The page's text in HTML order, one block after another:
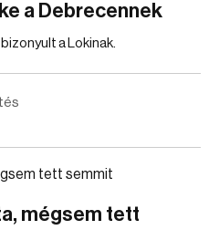
a Debrecennek
a Lokinak.
mégsem tett